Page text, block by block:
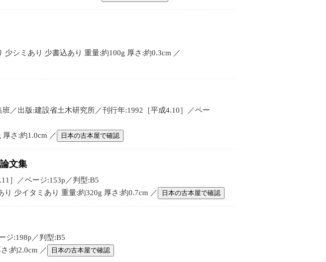
シミあり 少書込あり 重量:約100g 厚さ:約0.3cm ／
／出版:建設省土木研究所／刊行年:1992［平成4.10］／ペー
さ:約1.0cm ／
日本の古本屋で確認
文集
］／ページ:153p／判型:B5
少イタミあり 重量:約320g 厚さ:約0.7cm ／
日本の古本屋で確認
ジ:198p／判型:B5
:約2.0cm ／
日本の古本屋で確認